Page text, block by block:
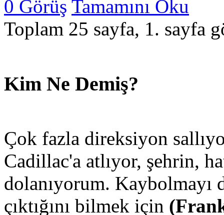
0 Görüş Tamamını Oku
Toplam 25 sayfa, 1. sayfa
Kim Ne Demiş?
Çok fazla direksiyon
Cadillac'a atlıyor, şehrin,
dolanıyorum. Kaybolmayı
çıktığını bilmek için